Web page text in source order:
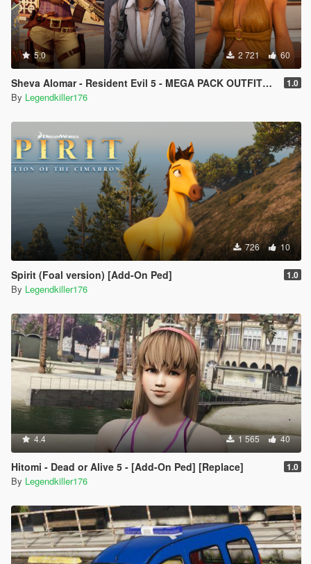
5.0 2 721 60
Sheva Alomar - Resident Evil 5 - MEGA PACK OUTFITS [Add-On Ped] [Replace] 1.0
By Legendkiller176
726 10
Spirit (Foal version) [Add-On Ped] 1.0
By Legendkiller176
4.4 1 565 40
Hitomi - Dead or Alive 5 - [Add-On Ped] [Replace] 1.0
By Legendkiller176